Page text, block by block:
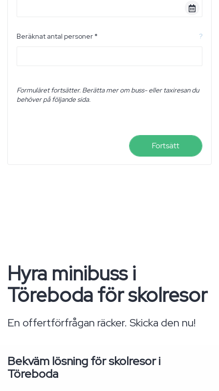
Beräknat antal personer * ?
Formuläret fortsätter. Berätta mer om buss- eller taxiresan du
behöver på följande sida.
Fortsätt
Hyra minibuss i
Töreboda för skolresor
En offertförfrågan räcker. Skicka den nu!
Bekväm lösning för skolresor i
Töreboda